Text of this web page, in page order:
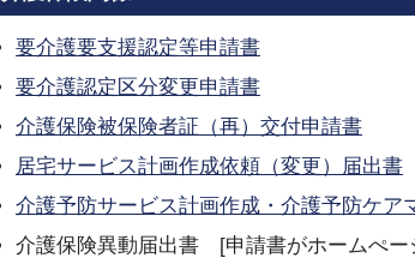
要介護要支援認定等申請書
要介護認定区分変更申請書
介護保険被保険者証（再）交付申請書
居宅サービス計画作成依頼（変更）届出書
介護予防サービス計画作成・介護予防ケア
介護保険異動届出書 [申請書がホームぺー